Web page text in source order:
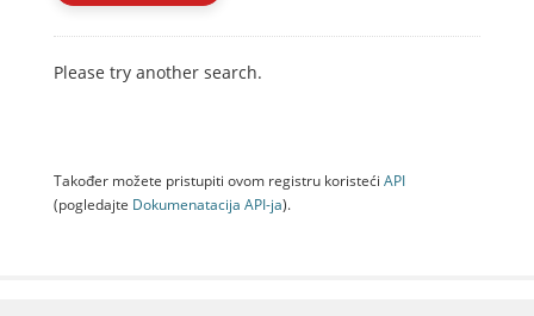
Please try another search.
Također možete pristupiti ovom registru koristeći API
(pogledajte Dokumenаtаcijа API-jа).